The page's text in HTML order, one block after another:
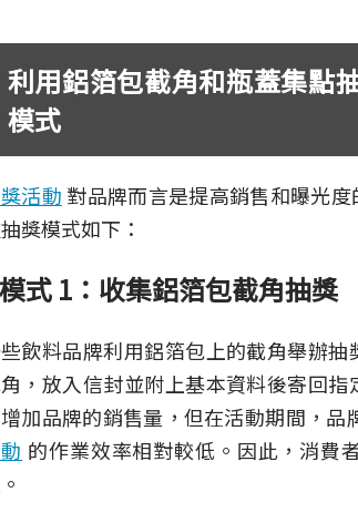
利用鋁箔包截角和瓶蓋集點
模式
活動 對品牌而言是提高銷售和曝光
獎模式如下：
式 1：收集鋁箔包截角抽獎
飲料品牌利用鋁箔包上的截角舉辦
，放入信封並附上基本資料後寄回
加品牌的銷售量，但在活動期間，
的作業效率相對較低。因此，消費